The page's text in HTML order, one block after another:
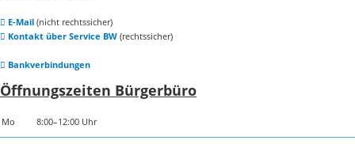
E-Mail(nicht rechtssicher)
Kontakt über Service BW(rechtssicher)
Bankverbindungen
Öffnungszeiten Bürgerbüro
Mo 8:00–12:00 Uhr